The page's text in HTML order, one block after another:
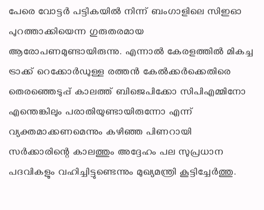
പേരെ വോട്ടർ പട്ടികയിൽ നിന്ന് ബംഗാളിലെ സിഇഓ
പുറത്താക്കിയെന്ന ഗുരുതരമായ
ആരോപണമുണ്ടായിരുന്നു. എന്നാൽ കേരളത്തിൽ മികച്ച
ട്രാക്ക് റെക്കോർഡുള്ള രത്തൻ കേൽക്കർക്കെതിരെ
തെരഞ്ഞെടുപ്പ് കാലത്ത് ബിജെപിക്കോ സിപിഎമ്മിനോ
എന്തെങ്കിലും പരാതിയുണ്ടായിരുന്നോ എന്ന്
വ്യക്തമാക്കണമെന്നും കഴിഞ്ഞ പിണറായി
സർക്കാരിന്റെ കാലത്തും അദ്ദേഹം പല സുപ്രധാന
പദവികളും വഹിച്ചിട്ടുണ്ടെന്നും മുഖ്യമന്ത്രി കൂട്ടിച്ചേർത്തു.